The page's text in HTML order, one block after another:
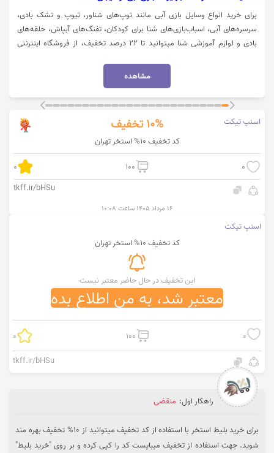
برای خرید انواع وسایل بازی آبی مانند توپ‌های شناور، تیوپ و تشک بادی،
سرسره‌های آبی، اسباب‌بازی‌های شنا برای کودکان، تفنگ‌های آبپاش، حلقه‌های
بادی و لوازم آموزشی شنا میتوانید تا 22 درصد تخفیف، از فروشگاه اینترنتی
مشاهده
اسنپ تیکت 10% تخفیف
کد تخفیف 10% استخر تهران
0
100
0
tkff.ir/bHSu
۱۶ مرداد ۱۴۰۵ ساعت ۱۰:۰۸
اسنپ تیکت
کد تخفیف 10% استخر تهران
این تخفیف در حال حاضر معتبر نیست
معتبر شد، به من اطلاع بده
0
100
0
tkff.ir/bHSu
راهکار اول: منقضی
برای خرید بلیط استخر با استفاده از کد تخفیف میتوانید از 10% تخفیف بهره مند
شوید. جهت استفاده از تخفیف میبایست کد را کپی کرده و بر روی "خرید بلیط"